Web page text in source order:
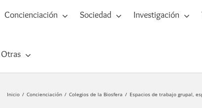
Concienciación Sociedad Investigación
Otras
Inicio Concienciación Colegios de la Biosfera Espacios de trabajo grupal,